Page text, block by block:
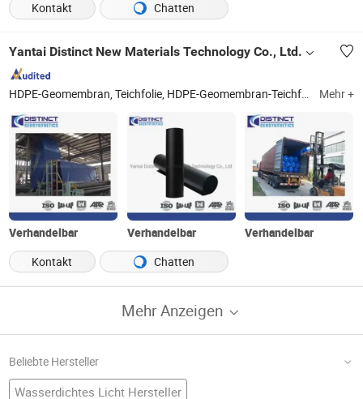
Kontakt
Chatten
Yantai Distinct New Materials Technology Co., Ltd.
HDPE-Geomembran, Teichfolie, HDPE-Geomembran-Teichfolie, nicht gewebter Geotextil, gewebter Geotextil, Geotasche, Geokomposit, Verbundgeomembran, GCL, geosynthetische Tonfolie Mehr +
Verhandelbar Verhandelbar
Verhandelbar
Kontakt
Chatten
Mehr Anzeigen
Beliebte Hersteller
Wasserdichtes Licht Hersteller